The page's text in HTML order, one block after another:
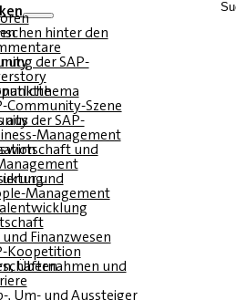
Schwerpunktthema
Community-Szene
Management
Organisation
Management
Finanzwesen
Koopetition
und Partnerschaften
, Um- und Aussteiger